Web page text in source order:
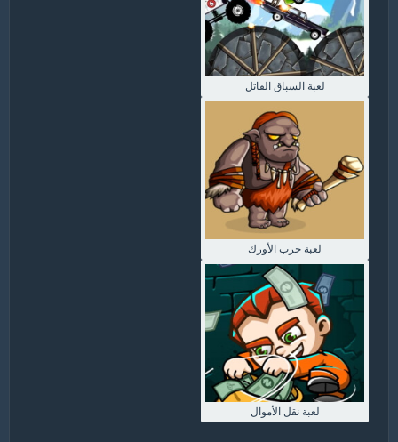
لعبة السباق القاتل
لعبة حرب الأورك
لعبة نقل الأموال